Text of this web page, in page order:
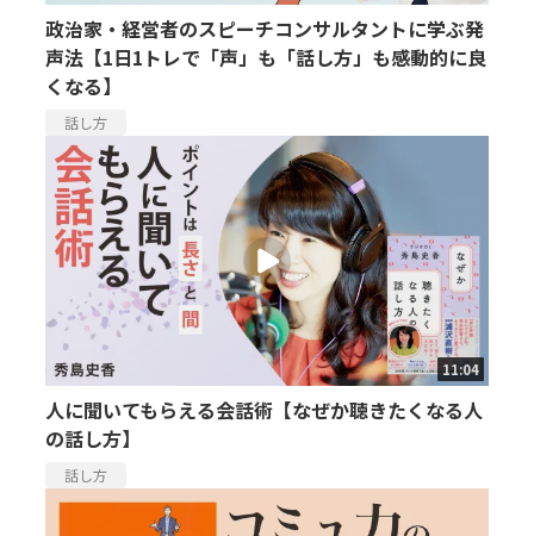
政治家・経営者のスピーチコンサルタントに学ぶ発
声法【1日1トレで「声」も「話し方」も感動的に良
くなる】
話し方
11:04
人に聞いてもらえる会話術【なぜか聴きたくなる人
の話し方】
話し方